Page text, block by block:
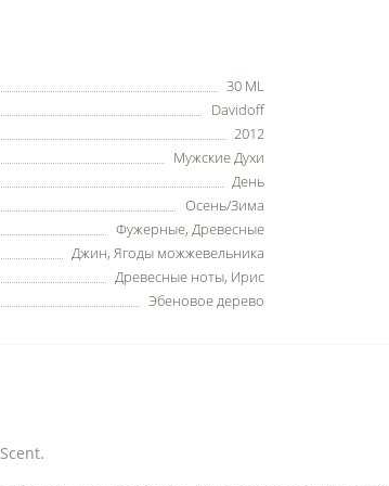
30 ML
Davidoff
2012
Мужские Духи
День
Осень/Зима
Фужерные, Древесные
Джин, Ягоды можжевельника
Древесные ноты, Ирис
Эбеновое дерево